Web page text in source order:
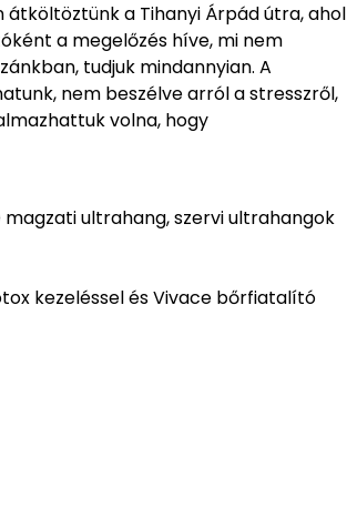
átköltöztünk a Tihanyi Árpád útra, ahol
a megelőzés híve, mi nem
tudjuk mindannyian. A
nem beszélve arról a stresszről,
volna, hogy
ultrahang, szervi ultrahangok
kezeléssel és Vivace bőrfiatalító